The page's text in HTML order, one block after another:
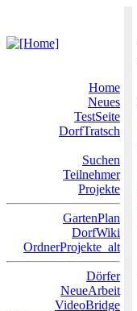
Home
Neues
TestSeite
DorfTratsch
Suchen
Teilnehmer
Projekte
GartenPlan
DorfWiki
OrdnerProjekte_alt
Dörfer
NeueArbeit
VideoBridge